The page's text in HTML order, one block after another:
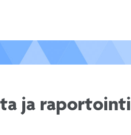
ja raportointi